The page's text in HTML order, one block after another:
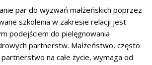
par do wyzwań małżeńskich poprzez
szkolenia w zakresie relacji jest
podejściem do pielęgnowania
partnerstw. Małżeństwo, często
na całe życie, wymaga od